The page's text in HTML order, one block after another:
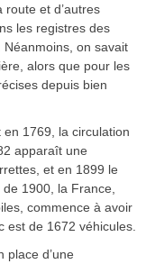
et d’autres
les registres des
on savait
alors que pour les
depuis bien
1769, la circulation
apparaît une
et en 1899 le
1900, la France,
commence à avoir
est de 1672 véhicules.
place d’une